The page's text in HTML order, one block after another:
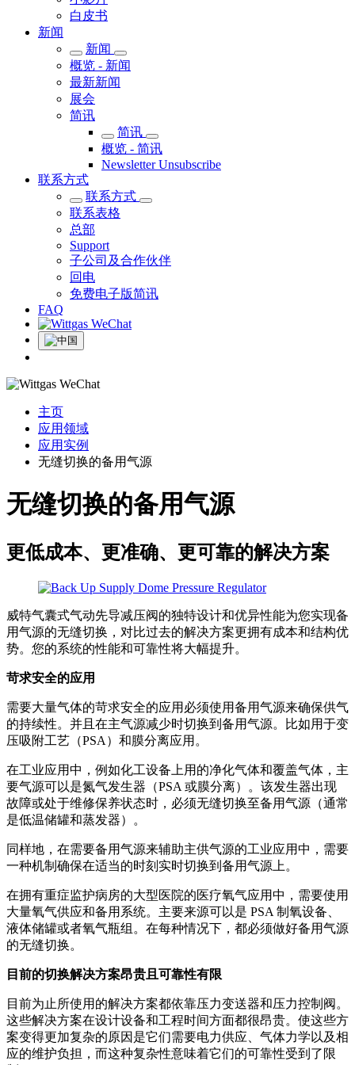
白皮书
新闻
新闻
概览 - 新闻
最新新闻
展会
简讯
简讯
概览 - 简讯
Newsletter Unsubscribe
联系方式
联系方式
联系表格
总部
Support
子公司及合作伙伴
回电
免费电子版简讯
FAQ
主页
应用领域
应用实例
无缝切换的备用气源
无缝切换的备用气源
更低成本、更准确、更可靠的解决方案
威特气囊式气动先导减压阀的独特设计和优异性能为您实现备
用气源的无缝切换，对比过去的解决方案更拥有成本和结构优
势。您的系统的性能和可靠性将大幅提升。
苛求安全的应用
需要大量气体的苛求安全的应用必须使用备用气源来确保供气
的持续性。并且在主气源减少时切换到备用气源。比如用于变
压吸附工艺（PSA）和膜分离应用。
在工业应用中，例如化工设备上用的净化气体和覆盖气体，主
要气源可以是氮气发生器（PSA 或膜分离）。该发生器出现
故障或处于维修保养状态时，必须无缝切换至备用气源（通常
是低温储罐和蒸发器）。
同样地，在需要备用气源来辅助主供气源的工业应用中，需要
一种机制确保在适当的时刻实时切换到备用气源上。
在拥有重症监护病房的大型医院的医疗氧气应用中，需要使用
大量氧气供应和备用系统。主要来源可以是 PSA 制氧设备、
液体储罐或者氧气瓶组。在每种情况下，都必须做好备用气源
的无缝切换。
目前的切换解决方案昂贵且可靠性有限
目前为止所使用的解决方案都依靠压力变送器和压力控制阀。
这些解决方案在设计设备和工程时间方面都很昂贵。使这些方
案变得更加复杂的原因是它们需要电力供应、气体力学以及相
应的维护负担，而这种复杂性意味着它们的可靠性受到了限